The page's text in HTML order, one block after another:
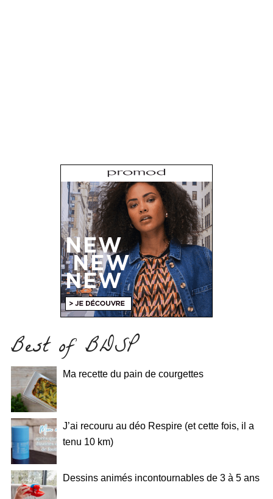
Best of BDSP
Ma recette du pain de courgettes
J’ai recouru au déo Respire (et cette fois, il a
tenu 10 km)
Dessins animés incontournables de 3 à 5 ans